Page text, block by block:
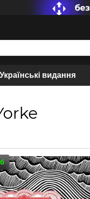
Українські видання